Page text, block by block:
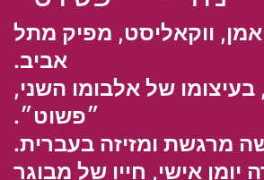
אמן, ווקאליסט, מפיק מתל
אביב.
בעיצומו של אלבומו השני,
״פשוט״.
מרגשת ומזיזה בעברית.
יומן אישי, חייו של מבוגר